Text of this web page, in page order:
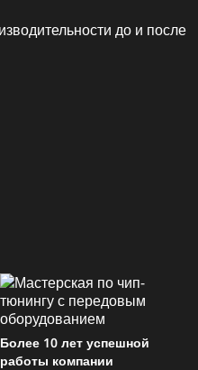
Более 10 лет успешной
работы компании